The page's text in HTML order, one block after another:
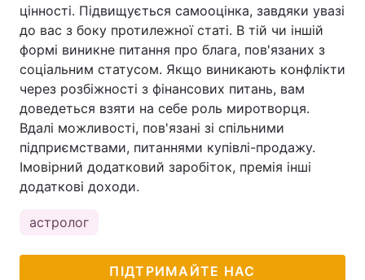
цінності. Підвищується самооцінка, завдяки увазі
до вас з боку протилежної статі. В тій чи іншій
формі виникне питання про блага, пов'язаних з
соціальним статусом. Якщо виникають конфлікти
через розбіжності з фінансових питань, вам
доведеться взяти на себе роль миротворця.
Вдалі можливості, пов'язані зі спільними
підприємствами, питаннями купівлі-продажу.
Імовірний додатковий заробіток, премія інші
додаткові доходи.
астролог
ПІДТРИМАЙТЕ НАС